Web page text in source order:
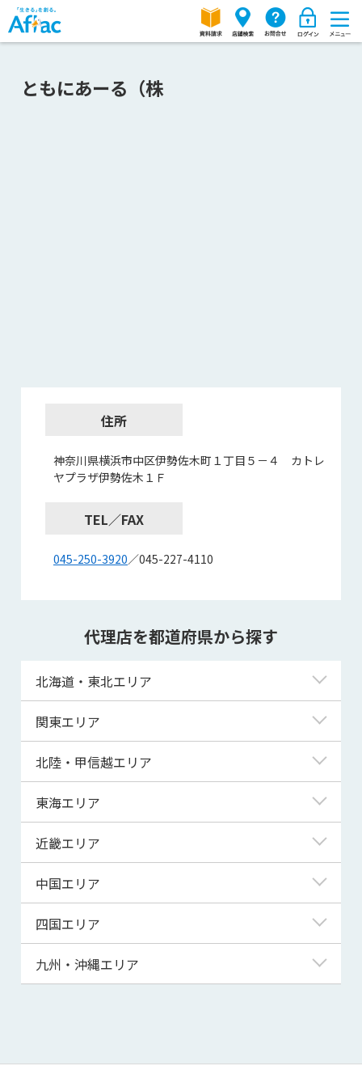
ともにあーる（株
住所
神奈川県横浜市中区伊勢佐木町１丁目５－４ カトレ
ヤプラザ伊勢佐木１Ｆ
TEL／FAX
045-250-3920／045-227-4110
代理店を都道府県から探す
北海道・東北エリア
北海道
青森県
宮城県
秋田県
山形県
関東エリア
東京都
神奈川県
埼玉県
千葉県
茨城県
群馬県
北陸・甲信越エリア
新潟県
富山県
福井県
山梨県
長野県
東海エリア
岐阜県
静岡県
三重県
近畿エリア
滋賀県
京都府
大阪府
兵庫県
和歌山県
中国エリア
鳥取県
島根県
山口県
四国エリア
徳島県
高知県
九州・沖縄エリア